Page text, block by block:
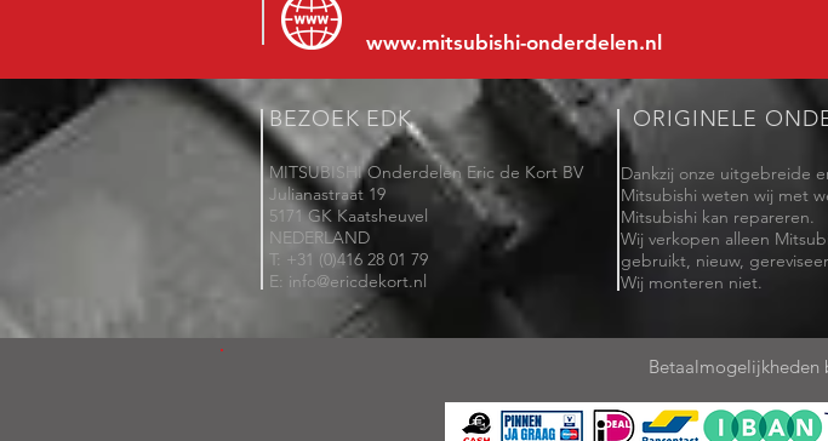
www.mitsubishi-onderdelen.nl
BEZOEK EDK
MITSUBISHI Onderdelen Eric de Kort BV
Julianastraat 19
5171 GK Kaatsheuvel
NEDERLAND
T: +31 (0)416 28 01 79
E: info@ericdekort.nl
ORIGINELE
Dankzij onze uitgebreide
Mitsubishi weten wij met
Mitsubishi kan repareren.
Wij verkopen alleen
gebruikt, nieuw,
Wij monteren niet.
Betaalmogelijkheden